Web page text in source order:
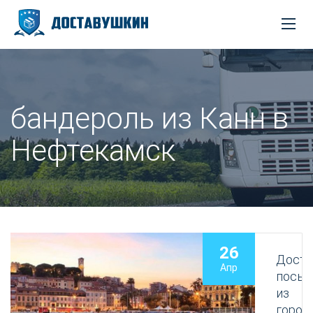
бандероль из Канн в
Нефтекамск
26
Апр
из